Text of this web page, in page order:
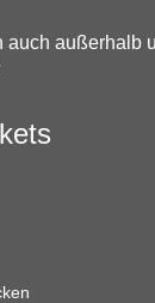
auch außerhalb